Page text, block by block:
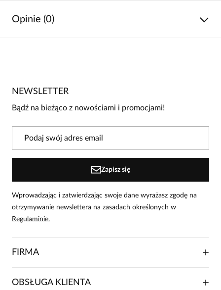
Opinie (0)
Bądź pierwszą osobą, która podzieli się opinią o tym
W naszej witrynie opinie mogą dodawać tylko
NEWSLETTER
Bądź na bieżąco z nowościami i promocjami!
Zapisz się
Wprowadzając i zatwierdzając swoje dane wyrażasz zgodę na
otrzymywanie newslettera na zasadach określonych w
Regulaminie.
FIRMA
O NAS
OBSŁUGA KLIENTA